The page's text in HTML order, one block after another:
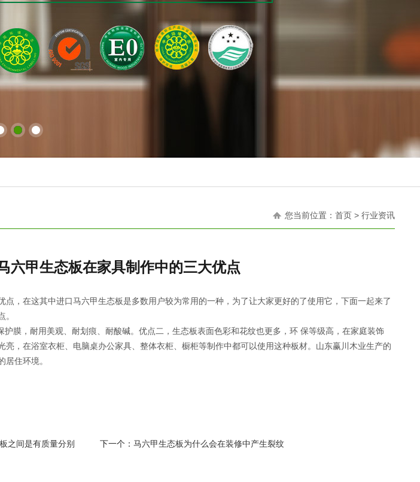
您当前位置： 首页 > 行业资讯
六甲生态板在家具制作中的三大优点
，在这其中进口马六甲生态板是多数用户较为常用的一种，为了让大家更好的了使用它，下面一起来了
。
膜，耐用美观、耐划痕、耐酸碱。优点二，生态板表面色彩和花纹也更多，环 保等级高，在家庭装饰
，在浴室衣柜、电脑桌办公家具、整体衣柜、橱柜等制作中都可以使用这种板材。山东赢川木业生产的
居住环境。
之间是有质量分别 下一个： 马六甲生态板为什么会在装修中产生裂纹